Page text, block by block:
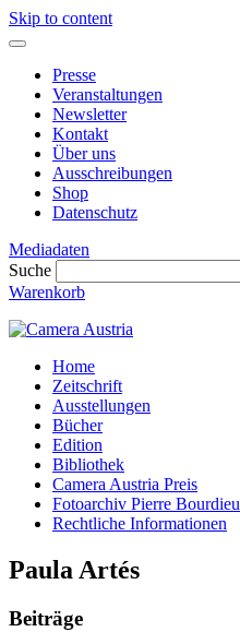
Skip to content
Presse
Veranstaltungen
Newsletter
Kontakt
Über uns
Ausschreibungen
Shop
Datenschutz
Mediadaten
Suche
Warenkorb
Home
Zeitschrift
Ausstellungen
Bücher
Edition
Bibliothek
Camera Austria Preis
Fotoarchiv Pierre Bourdieu
Rechtliche Informationen
Paula Artés
Beiträge